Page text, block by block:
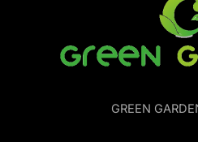
GREEN